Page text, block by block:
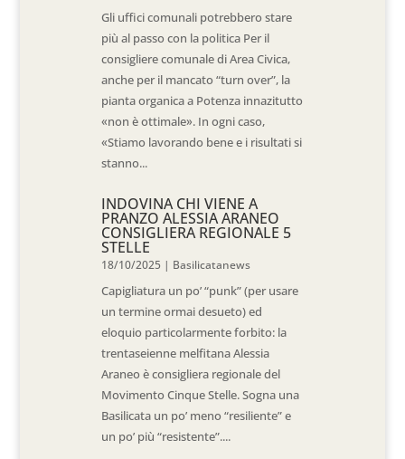
Gli uffici comunali potrebbero stare
più al passo con la politica Per il
consigliere comunale di Area Civica,
anche per il mancato “turn over”, la
pianta organica a Potenza innazitutto
«non è ottimale». In ogni caso,
«Stiamo lavorando bene e i risultati si
stanno...
INDOVINA CHI VIENE A
PRANZO ALESSIA ARANEO
CONSIGLIERA REGIONALE 5
STELLE
18/10/2025 | Basilicatanews
Capigliatura un po’ “punk” (per usare
un termine ormai desueto) ed
eloquio particolarmente forbito: la
trentaseienne melfitana Alessia
Araneo è consigliera regionale del
Movimento Cinque Stelle. Sogna una
Basilicata un po’ meno “resiliente” e
un po’ più “resistente”....